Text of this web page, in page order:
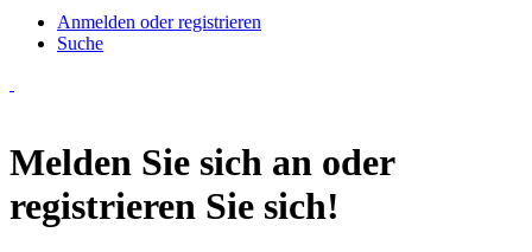
Anmelden oder registrieren
Suche
Melden Sie sich an oder
registrieren Sie sich!